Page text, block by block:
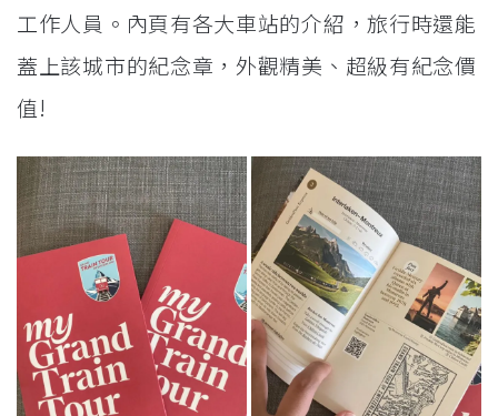
工作人員。內頁有各大車站的介紹，旅行時還能
蓋上該城市的紀念章，外觀精美、超級有紀念價
值!